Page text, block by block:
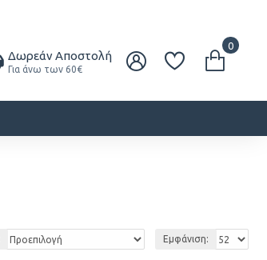
Δωρεάν Αποστολή
Για άνω των 60€
0
Εμφάνιση: